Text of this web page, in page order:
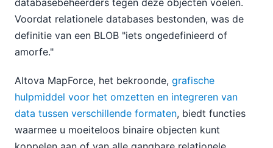
databasebeheerders tegen deze objecten voelen.
Voordat relationele databases bestonden, was de
definitie van een BLOB "iets ongedefinieerd of
amorfe."
Altova MapForce, het bekroonde, grafische
hulpmiddel voor het omzetten en integreren van
data tussen verschillende formaten, biedt functies
waarmee u moeiteloos binaire objecten kunt